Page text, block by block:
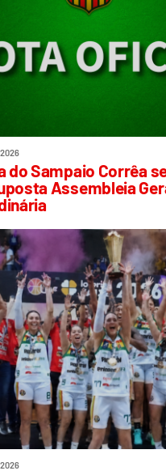
do Sampaio Corrêa
Assembleia